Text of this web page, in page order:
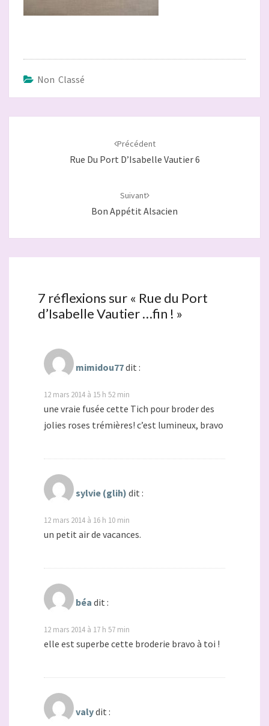
Non Classé
Précédent
Rue Du Port D’Isabelle Vautier 6
Suivant
Bon Appétit Alsacien
7 réflexions sur « Rue du Port
d’Isabelle Vautier …fin ! »
mimidou77dit :
12 mars 2014 à 15 h 52 min
une vraie fusée cette Tich pour broder des
jolies roses trémières! c’est lumineux, bravo
sylvie (glih) dit :
12 mars 2014 à 16 h 10 min
un petit air de vacances.
béa dit :
12 mars 2014 à 17 h 57 min
elle est superbe cette broderie bravo à toi !
valydit :